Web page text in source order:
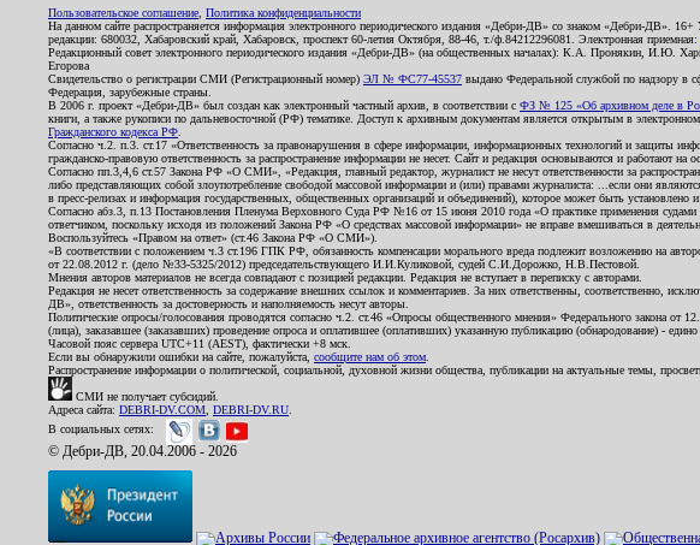
Пользовательское соглашение Политика конфиденциальности
На данном сайте распространяется информация электронного периодического издания «Дебри-ДВ» со знаком «Дебри-
редакции: 680032, Хабаровский край, Хабаровск, проспект 60-летия Октября, 88-46, т./ф.84212296081. Электронная приемная:
Редакционный совет электронного периодического издания «Дебри-ДВ» (на общественных началах): К.А.
Егорова
Свидетельство о регистрации СМИ (Регистрационный номер) ЭЛ № ФС77-45537 выдано Федеральной службой по надзору в
Федерация, зарубежные страны.
В 2006 г. проект «Дебри-ДВ» был создан как электронный частный архив, в соответствии с ФЗ № 125 «Об архивном деле в
книги, а также рукописи по дальневосточной (РФ) тематике. Доступ к архивным документам является открытым в
Гражданского кодекса РФ
Согласно ч.2. п.3. ст.17 «Ответственность за правонарушения в сфере информации, информационных технологий и защиты
гражданско-правовую ответственность за распространение информации не несет. Сайт и редакция основываются и работают
Согласно пп.3,4,6 ст.57 Закона РФ «О СМИ», «Редакция, главный редактор, журналист не несут ответственности за
либо представляющих собой злоупотребление свободой массовой информации и (или) правами журналиста: ...если они
в пресс-релизах и информация государственных, общественных организаций и объединений), которое может быть установлено
Согласно абз.3, п.13 Постановления Пленума Верховного Суда РФ №16 от 15 июня 2010 года «О практике применения
ответчиком, поскольку исходя из положений Закона РФ «О средствах массовой информации» не вправе вмешиваться в
Воспользуйтесь «Правом на ответ» (ст.46 Закона РФ «О СМИ»).
«В соответствии с положением ч.3 ст.196 ГПК РФ, обязанность компенсации морального вреда подлежит возложению на
от 22.08.2012 г. (дело №33-5325/2012) председательствующего И.И.Куликовой, судей С.И.Дорожко, Н.В.Пестовой.
Мнения авторов материалов не всегда совпадают с позицией редакции. Редакция не вступает в переписку с авторами.
Редакция не несет ответственность за содержание внешних ссылок и комментариев. За них ответственны, соответственно,
ДВ», ответственность за достоверность и наполняемость несут авторы.
Политические опросы/голосования проводятся согласно ч.2. ст.46 «Опросы общественного мнения» Федерального закона
(лица), заказавшее (заказавших) проведение опроса и оплатившее (оплативших) указанную публикацию (обнародование) - едино
Часовой пояс сервера UTC+11 (AEST), фактически +8 мск.
Если вы обнаружили ошибки на сайте, пожалуйста, сообщите нам об этом
Распространение информации о политической, социальной, духовной жизни общества, публикации на актуальные темы,
СМИ не получает субсидий.
Адреса сайта: DEBRI-DV.COM DEBRI-DV.RU
В социальных сетях:
© Дебри-ДВ, 20.04.2006 - 2026